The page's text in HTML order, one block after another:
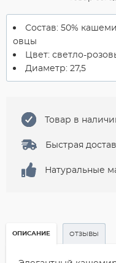
Состав: 50%
овцы
Цвет: светло-
Диаметр: 27,5
Товар в
Быстрая
Натуральные
ОПИСАНИЕ ОТЗЫВЫ